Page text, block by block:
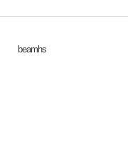
beamhs